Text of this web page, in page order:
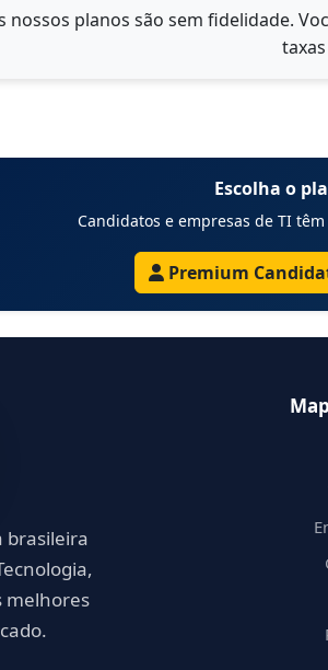
nossos planos são sem fidelidade.
Escolha o
Candidatos e empresas de TI
Premium
brasileira
melhores